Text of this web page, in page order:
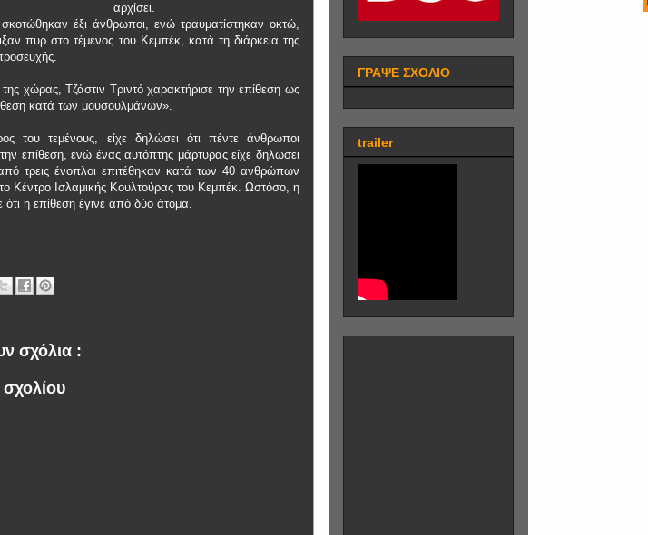
αρχίσει.
έξι άνθρωποι, ενώ τραυματίστηκαν οκτώ,
πυρ στο τέμενος του Κεμπέκ, κατά τη διάρκεια της
χώρας, Τζάστιν Τριντό χαρακτήρισε την επίθεση ως
κατά των μουσουλμάνων».
του τεμένους, είχε δηλώσει ότι πέντε άνθρωποι
επίθεση, ενώ ένας αυτόπτης μάρτυρας είχε δηλώσει
από τρεις ένοπλοι επιτέθηκαν κατά των 40 ανθρώπων
Κέντρο Ισλαμικής Κουλτούρας του Κεμπέκ. Ωστόσο, η
η επίθεση έγινε από δύο άτομα.
σχόλια :
ΓΡΑΨΕ ΣΧΟΛΙΟ
trailer